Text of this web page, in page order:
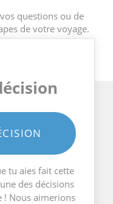
questions ou de
de votre voyage.
tu aies fait cette
des décisions
! Nous aimerions